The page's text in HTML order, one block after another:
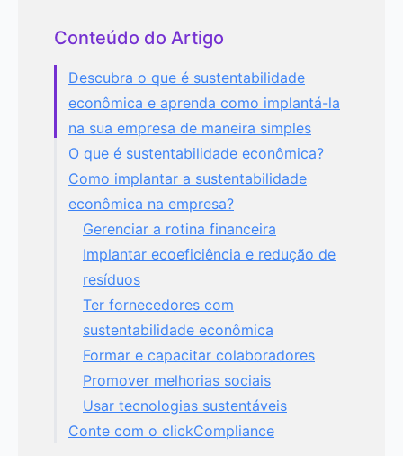
Conteúdo do Artigo
Descubra o que é sustentabilidade
econômica e aprenda como implantá-la
na sua empresa de maneira simples
O que é sustentabilidade econômica?
Como implantar a sustentabilidade
econômica na empresa?
Gerenciar a rotina financeira
Implantar ecoeficiência e redução de
resíduos
Ter fornecedores com
sustentabilidade econômica
Formar e capacitar colaboradores
Promover melhorias sociais
Usar tecnologias sustentáveis
Conte com o clickCompliance